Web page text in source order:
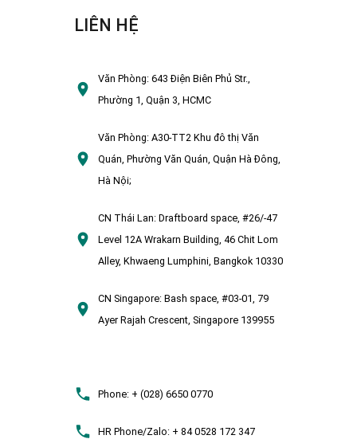
LIÊN HỆ
Văn Phòng:643 Điện Biên Phủ Str.,
Phường 1, Quận 3, HCMC
Văn Phòng:A30-TT2 Khu đô thị Văn
Quán, Phường Văn Quán, Quận Hà Đông,
Hà Nội;
CN Thái Lan: Draftboard space, #26/-47
Level 12A Wrakarn Building, 46 Chit Lom
Alley, Khwaeng Lumphini, Bangkok 10330
CN Singapore: Bash space, #03-01, 79
Ayer Rajah Crescent, Singapore 139955
Phone:+ (028) 6650 0770
HR Phone/Zalo:+ 84 0528 172 347